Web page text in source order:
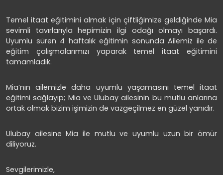
Temel itaat eğitimini almak için çiftliğimize geldiğinde Mia
sevimli tavırlarıyla hepimizin ilgi odağı olmayı başardı.
Uyumlu süren 4 haftalık eğitimin sonunda Ailemiz ile de
eğitim çalışmalarımızı yaparak temel itaat eğitimini
tamamladık.
Mia’nın ailemizle daha uyumlu yaşamasını temel itaat
eğitimi sağlayıp; Mia ve Ulubay ailesinin bu mutlu anlarına
ortak olmak bizim işimizin de vazgeçilmez en güzel yanıdır.
Ulubay ailesine Mia ile mutlu ve uyumlu uzun bir ömür
diliyoruz.
Sevgilerimizle,